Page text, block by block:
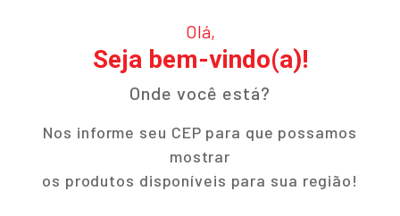
Olá,
Seja bem-vindo(a)!
Onde você está?
Nos informe seu CEP para que possamos
mostrar
os produtos disponíveis para sua região!